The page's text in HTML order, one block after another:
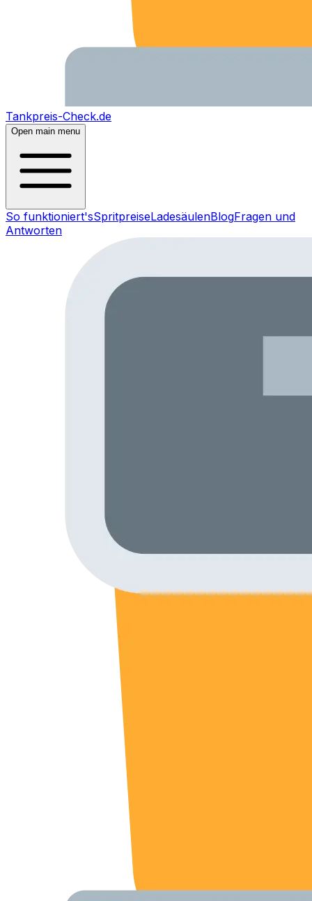
Tankpreis-Check.de
Open main menu
So funktioniert'sSpritpreiseLadesäulenBlogFragen und
Antworten